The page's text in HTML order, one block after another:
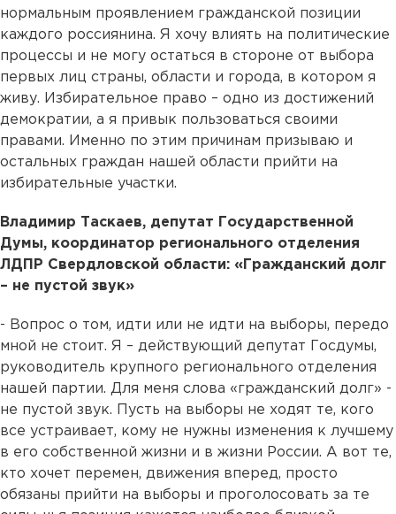
нормальным проявлением гражданской позиции
каждого россиянина. Я хочу влиять на политические
процессы и не могу остаться в стороне от выбора
первых лиц страны, области и города, в котором я
живу. Избирательное право – одно из достижений
демократии, а я привык пользоваться своими
правами. Именно по этим причинам призываю и
остальных граждан нашей области прийти на
избирательные участки.
Владимир Таскаев, депутат Государственной
Думы, координатор регионального отделения
ЛДПР Свердловской области: «Гражданский долг
– не пустой звук»
- Вопрос о том, идти или не идти на выборы, передо
мной не стоит. Я – действующий депутат Госдумы,
руководитель крупного регионального отделения
нашей партии. Для меня слова «гражданский долг» -
не пустой звук. Пусть на выборы не ходят те, кого
все устраивает, кому не нужны изменения к лучшему
в его собственной жизни и в жизни России. А вот те,
кто хочет перемен, движения вперед, просто
обязаны прийти на выборы и проголосовать за те